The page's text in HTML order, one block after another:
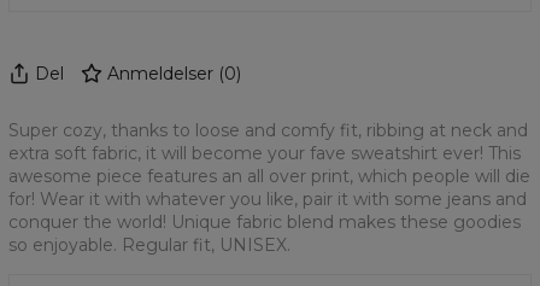
Del Anmeldelser (0)
Super cozy, thanks to loose and comfy fit, ribbing at neck and
extra soft fabric, it will become your fave sweatshirt ever! This
awesome piece features an all over print, which people will die
for! Wear it with whatever you like, pair it with some jeans and
conquer the world! Unique fabric blend makes these goodies
so enjoyable. Regular fit, UNISEX.